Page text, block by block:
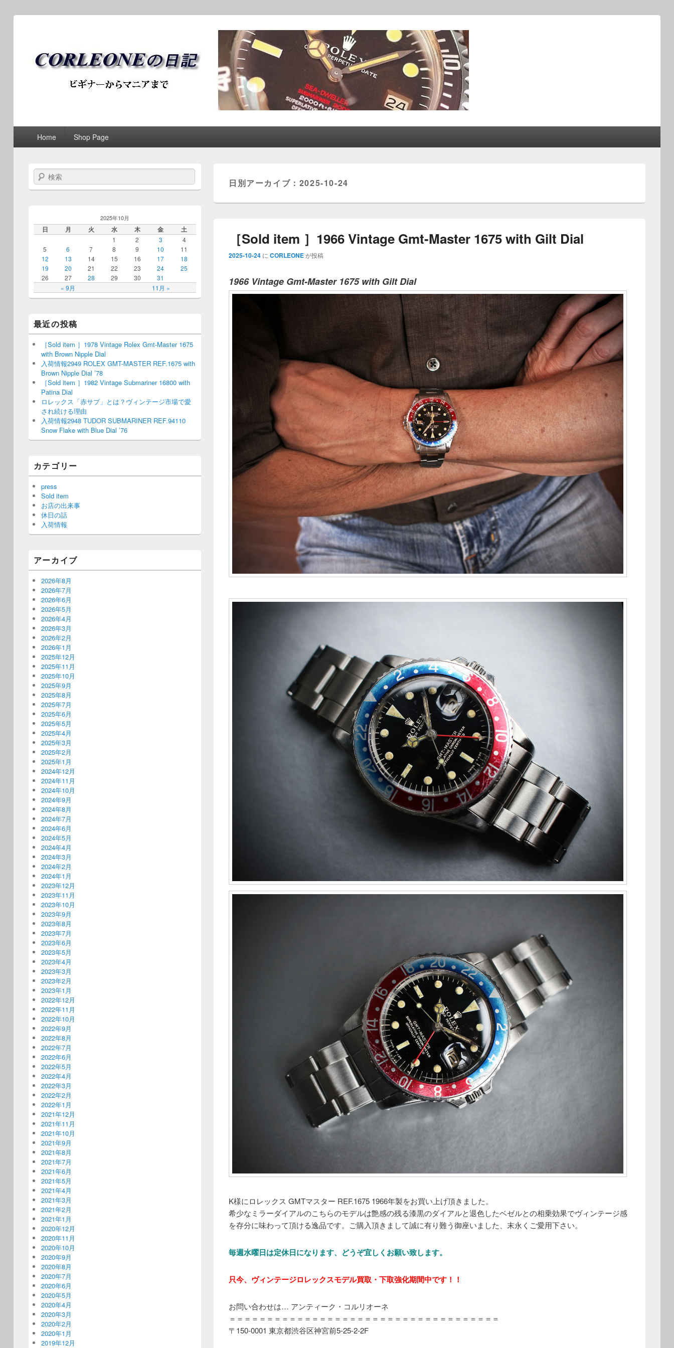
ブログ / アンティークロレックス│CORLEONE
第1メニュー第1メニューのコンテンツまでスキップ
第2メニューのコンテンツまでスキップ
Home Shop Page
日別アーカイブ： 2025-10-24
［Sold item ］1966 Vintage Gmt-Master 1675 with Gilt Dial
2025-10-24 に CORLEONEが投稿
1966 Vintage Gmt-Master 1675 with Gilt Dial
K様にロレックス GMTマスター REF.1675 1966年製をお買い上げ頂きました。
希少なミラーダイアルのこちらのモデルは艶感の残る漆黒のダイアルと退色したベゼルとの相乗効果でヴィンテージ感
を存分に味わって頂ける逸品です。ご購入頂きまして誠に有り難う御座いました、末永くご愛用下さい。
毎週水曜日は定休日になります、どうぞ宜しくお願い致します。
只今、ヴィンテージロレックスモデル買取・下取強化期間中です！！
お問い合わせは… アンティーク・コルリオーネ
＝＝＝＝＝＝＝＝＝＝＝＝＝＝＝＝＝＝＝＝＝＝＝＝＝＝＝＝＝＝＝＝＝＝＝＝
〒150-0001 東京都渋谷区神宮前5-25-2-2F
検索
2025年10月
日 月 火 水 木 金 土
« 9月 11月 »
1 2 3
4
5
6 7 8 9 10
11
12
13 14 15 16 17
18
19
20 21 22 23 24
25
26
27 28 29 30 31
最近の投稿
［Sold item ］1978 Vintage Rolex Gmt-Master 1675
with Brown Nipple Dial
入荷情報2949 ROLEX GMT-MASTER REF.1675 with
Brown Nipple Dial ’78
［Sold item ］1982 Vintage Submariner 16800 with
Patina Dial
ロレックス「赤サブ」とは？ヴィンテージ市場で愛
され続ける理由
入荷情報2948 TUDOR SUBMARINER REF.94110
Snow Flake with Blue Dial ’76
カテゴリー
press
Sold item
お店の出来事
休日の話
入荷情報
アーカイブ
2026年8月
2026年7月
2026年6月
2026年5月
2026年4月
2026年3月
2026年2月
2026年1月
2025年12月
2025年11月
2025年10月
2025年9月
2025年8月
2025年7月
2025年6月
2025年5月
2025年4月
2025年3月
2025年2月
2025年1月
2024年12月
2024年11月
2024年10月
2024年9月
2024年8月
2024年7月
2024年6月
2024年5月
2024年4月
2024年3月
2024年2月
2024年1月
2023年12月
2023年11月
2023年10月
2023年9月
2023年8月
2023年7月
2023年6月
2023年5月
2023年4月
2023年3月
2023年2月
2023年1月
2022年12月
2022年11月
2022年10月
2022年9月
2022年8月
2022年7月
2022年6月
2022年5月
2022年4月
2022年3月
2022年2月
2022年1月
2021年12月
2021年11月
2021年10月
2021年9月
2021年8月
2021年7月
2021年6月
2021年5月
2021年4月
2021年3月
2021年2月
2021年1月
2020年12月
2020年11月
2020年10月
2020年9月
2020年8月
2020年7月
2020年6月
2020年5月
2020年4月
2020年3月
2020年2月
2020年1月
2019年12月